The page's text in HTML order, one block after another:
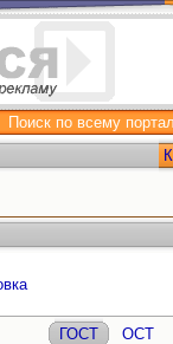
Поиск по всему
ГОСТ ОСТ